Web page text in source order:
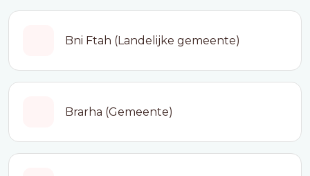
Bni Ftah (Landelijke gemeente)
Brarha (Gemeente)